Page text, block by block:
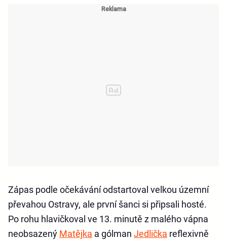
Zápas podle očekávání odstartoval velkou územní
převahou Ostravy, ale první šanci si připsali hosté.
Po rohu hlavičkoval ve 13. minutě z malého vápna
neobsazený Matějka a gólman Jedlička reflexivně